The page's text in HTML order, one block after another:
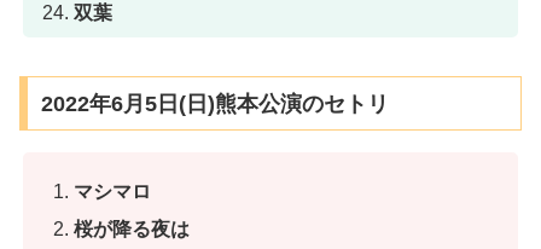
双葉
2022年6月5日(日)熊本公演のセトリ
マシマロ
桜が降る夜は